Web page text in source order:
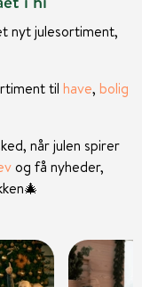
nyt julesortiment,
til have, bolig
når julen spirer
og få nyheder,
🎄